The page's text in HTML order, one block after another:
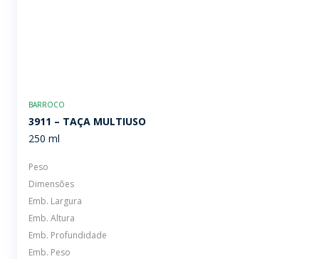
BARROCO
3911 – TAÇA MULTIUSO
250 ml
Peso
Dimensões
Emb. Largura
Emb. Altura
Emb. Profundidade
Emb. Peso